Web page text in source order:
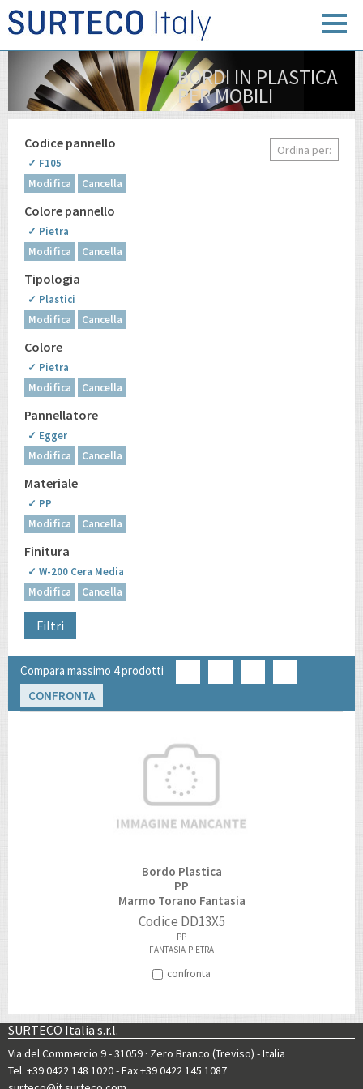
BORDI IN PLASTICA
PER MOBILI
Codice pannello
✓ F105
Modifica
Cancella
Colore pannello
✓ Pietra
Modifica
Cancella
Tipologia
✓ Plastici
Modifica
Cancella
Colore
✓ Pietra
Modifica
Cancella
Pannellatore
✓ Egger
Modifica
Cancella
Materiale
✓ PP
Modifica
Cancella
Finitura
✓ W-200 Cera Media
Modifica
Cancella
Filtri
Ordina per:
Compara massimo 4 prodotti
CONFRONTA
Bordo Plastica
PP
Marmo Torano Fantasia
Codice DD13X5
PP
FANTASIA PIETRA
confronta
SURTECO Italia s.r.l.
Via del Commercio 9 - 31059 · Zero Branco (Treviso) - Italia
Tel. +39 0422 148 1020- Fax +39 0422 145 1087